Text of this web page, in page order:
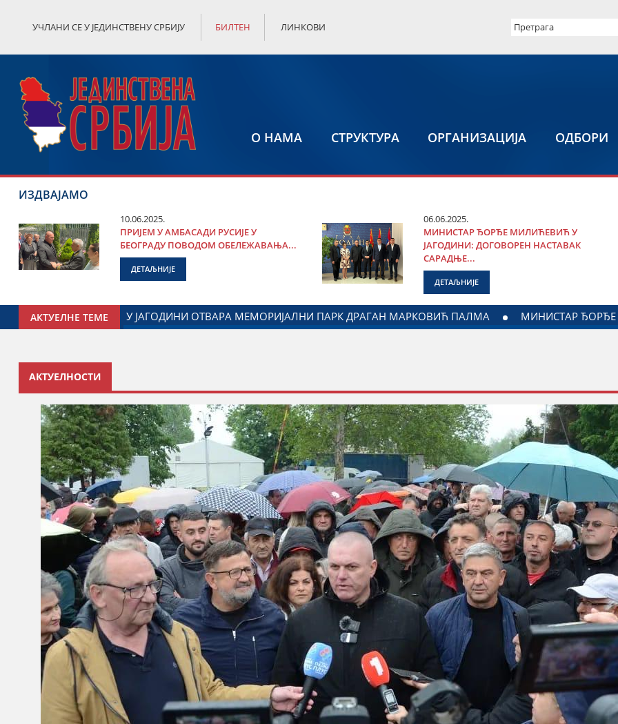
УЧЛАНИ СЕ У ЈЕДИНСТВЕНУ СРБИЈУ БИЛТЕН ЛИНКОВИ
О НАМА СТРУКТУРА ОРГАНИЗАЦИЈА ОДБОРИ
ИЗДВАЈАМО
10.06.2025.
ПРИЈЕМ У АМБАСАДИ РУСИЈЕ У
БЕОГРАДУ ПОВОДОМ ОБЕЛЕЖАВАЊА...
ДЕТАЉНИЈЕ
06.06.2025.
МИНИСТАР ЂОРЂЕ МИЛИЋЕВИЋ У
ЈАГОДИНИ: ДОГОВОРЕН НАСТАВАК
САРАДЊЕ...
ДЕТАЉНИЈЕ
АКТУЕЛНЕ ТЕМЕ
ЂОРЂЕ МИЛИЋЕВИЋ У ЈАГОДИНИ: ДОГОВОРЕН НАСТАВАК САРАДЊЕ ГРАДА ЈАГОДИНЕ И МИНИСТАРСТВА ЗАДУЖЕНОГ
АКТУЕЛНОСТИ